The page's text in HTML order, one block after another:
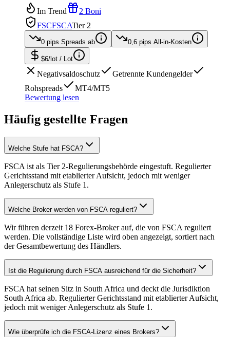
Im Trend
2 Boni
FSCFSCATier 2
0 pips Spreads ab 0,6 pips All-in-Kosten
$6/lot / Lot
Negativsaldoschutz
Getrennte Kundengelder
Rohspreads
MT4/MT5
Bewertung lesen
Häufig gestellte Fragen
Welche Stufe hat FSCA?
FSCA ist als Tier 2-Regulierungsbehörde eingestuft. Regulierter
Gerichtsstand mit etablierter Aufsicht, jedoch mit weniger
Anlegerschutz als Stufe 1.
Welche Broker werden von FSCA reguliert?
Wir führen derzeit 18 Forex-Broker auf, die von FSCA reguliert
werden. Die vollständige Liste wird oben angezeigt, sortiert nach
der Gesamtbewertung des Händlers.
Ist die Regulierung durch FSCA ausreichend für die Sicherheit?
FSCA hat seinen Sitz in South Africa und deckt die Jurisdiktion
South Africa ab. Regulierter Gerichtsstand mit etablierter Aufsicht,
jedoch mit weniger Anlegerschutz als Stufe 1.
Wie überprüfe ich die FSCA-Lizenz eines Brokers?